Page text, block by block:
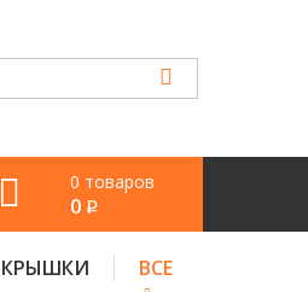
0 товаров
0 q
КРЫШКИ ВСЕ